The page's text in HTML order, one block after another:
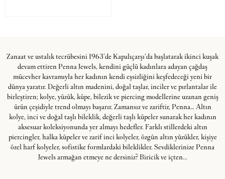
Zanaat ve ustalık tecrübesini 1963’de Kapalıçarşı’da başlatarak ikinci kuşak
devam ettiren Penna Jewels, kendini güçlü kadınlara adayan çağdaş
mücevher kavramıyla her kadının kendi eşsizliğini keşfedeceği yeni bir
dünya yaratır. Değerli altın madenini, doğal taşlar, inciler ve pırlantalar ile
birleştiren; kolye, yüzük, küpe, bilezik ve piercing modellerine uzanan geniş
ürün çeşidiyle trend olmayı başarır. Zamansız ve zariftir, Penna… Altın
kolye, inci ve doğal taşlı bileklik, değerli taşlı küpeler sunarak her kadının
aksesuar koleksiyonunda yer almayı hedefler. Farklı stillerdeki altın
piercingler, halka küpeler ve zarif inci kolyeler, özgün altın yüzükler, kişiye
özel harf kolyeler, sofistike formlardaki bileklikler. Sevdiklerinize Penna
Jewels armağan etmeye ne dersiniz? Biricik ve içten...